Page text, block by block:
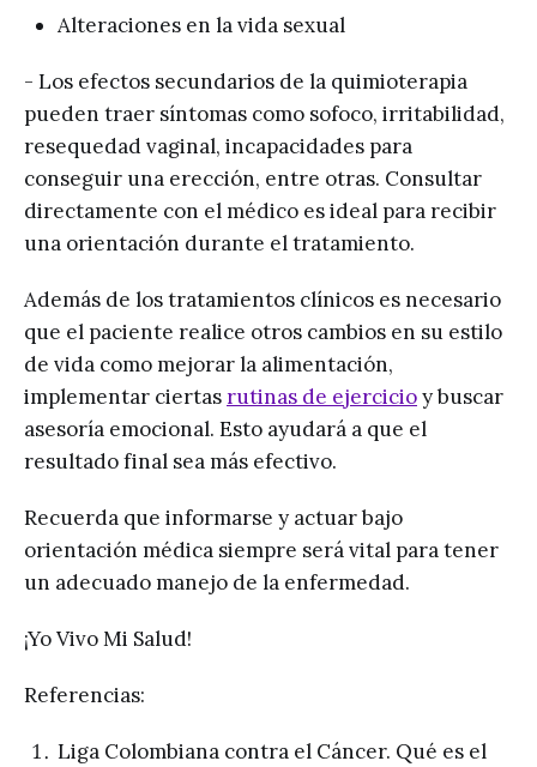
Alteraciones en la vida sexual
- Los efectos secundarios de la quimioterapia
pueden traer síntomas como sofoco, irritabilidad,
resequedad vaginal, incapacidades para
conseguir una erección, entre otras. Consultar
directamente con el médico es ideal para recibir
una orientación durante el tratamiento.
Además de los tratamientos clínicos es necesario
que el paciente realice otros cambios en su estilo
de vida como mejorar la alimentación,
implementar ciertasrutinas de ejercicioy buscar
asesoría emocional. Esto ayudará a que el
resultado final sea más efectivo.
Recuerda que informarse y actuar bajo
orientación médica siempre será vital para tener
un adecuado manejo de la enfermedad.
¡Yo Vivo Mi Salud!
Referencias:
Liga Colombiana contra el Cáncer. Qué es el